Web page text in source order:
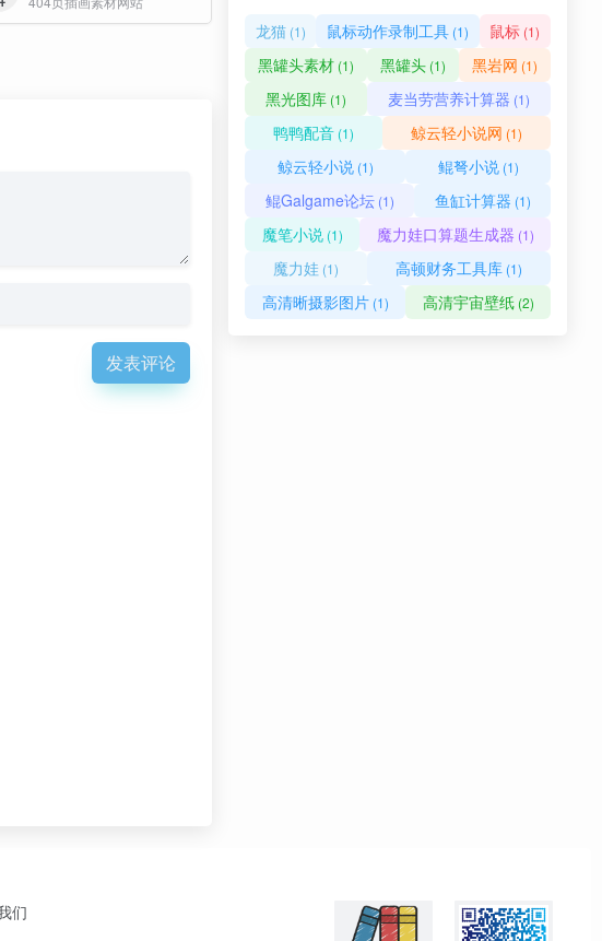
发表评论
龙猫(1) 鼠标动作录制工具(1) 鼠标 (1)
黑罐头素材 (1) 黑罐头 (1) 黑岩网 (1)
黑光图库 (1) 麦当劳营养计算器 (1)
鸭鸭配音 (1) 鲸云轻小说网 (1)
鲸云轻小说(1) 鲲弩小说(1)
鲲Galgame论坛(1) 鱼缸计算器 (1)
魔笔小说(1) 魔力娃口算题生成器 (1)
魔力娃 (1) 高顿财务工具库 (1)
高清晰摄影图片(1) 高清宇宙壁纸(2)
们